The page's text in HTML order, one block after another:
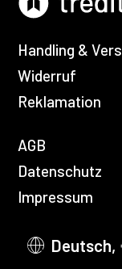
Handling &
Widerruf
Reklamation
AGB
Datenschutz
Impressum